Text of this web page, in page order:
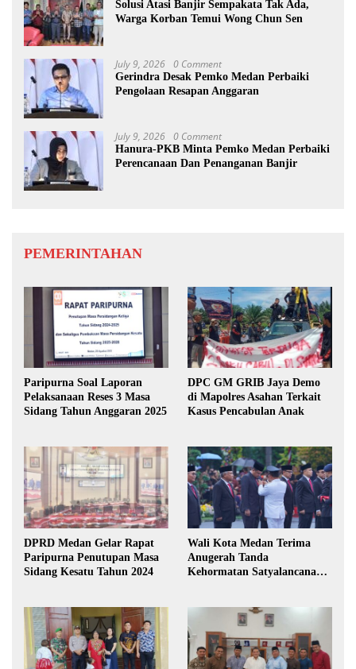
Solusi Atasi Banjir Sempakata Tak Ada,
Warga Korban Temui Wong Chun Sen
July 9, 2026 0 Comment
Gerindra Desak Pemko Medan Perbaiki
Pengolaan Resapan Anggaran
July 9, 2026 0 Comment
Hanura-PKB Minta Pemko Medan Perbaiki
Perencanaan Dan Penanganan Banjir
PEMERINTAHAN
Paripurna Soal Laporan
Pelaksanaan Reses 3 Masa
Sidang Tahun Anggaran 2025
DPC GM GRIB Jaya Demo
di Mapolres Asahan Terkait
Kasus Pencabulan Anak
DPRD Medan Gelar Rapat
Paripurna Penutupan Masa
Sidang Kesatu Tahun 2024
Wali Kota Medan Terima
Anugerah Tanda
Kehormatan Satyalancana